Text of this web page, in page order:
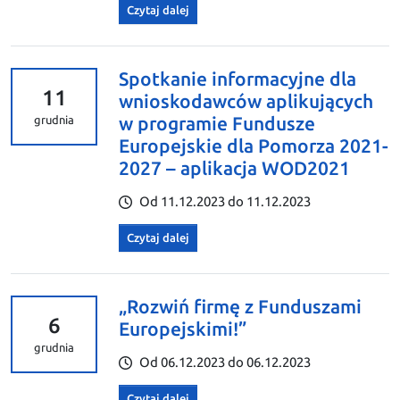
Czytaj dalej
11
grudnia
Spotkanie informacyjne dla
wnioskodawców aplikujących
w programie Fundusze
Europejskie dla Pomorza 2021-
2027 – aplikacja WOD2021
Od 11.12.2023 do 11.12.2023
Czytaj dalej
6
grudnia
„Rozwiń firmę z Funduszami
Europejskimi!”
Od 06.12.2023 do 06.12.2023